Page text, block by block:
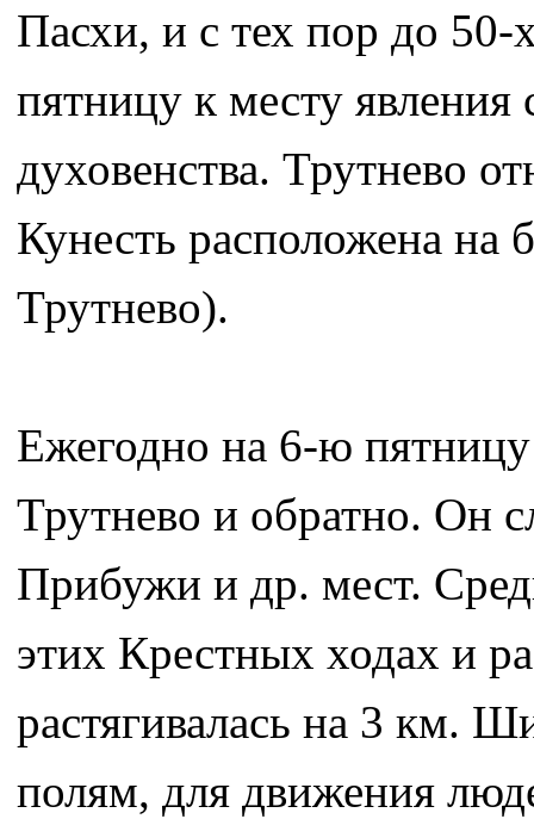
Пасхи, и с тех пор до
пятницу к месту явления
духовенства. Трутнево
Кунесть расположена на
Трутнево).
Ежегодно на 6-ю
Трутнево и обратно. Он
Прибужи и др. мест.
этих Крестных ходах и
растягивалась на 3 км.
полям, для движения